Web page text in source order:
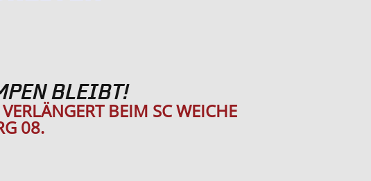
BLEIBT!
BEIM SC WEICHE
08.